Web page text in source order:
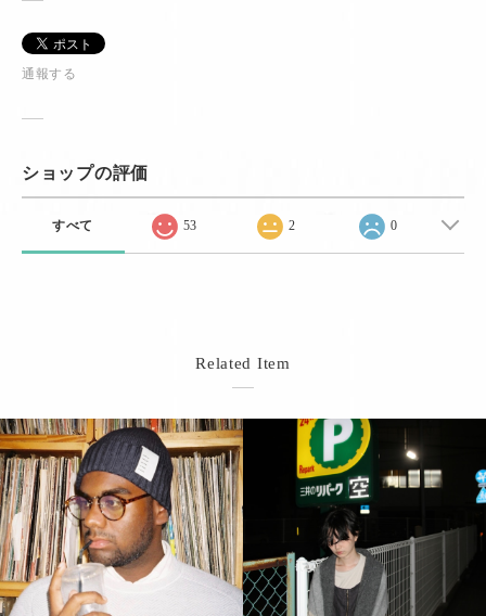
通報する
ショップの評価
すべて 53 2 0
Related Item